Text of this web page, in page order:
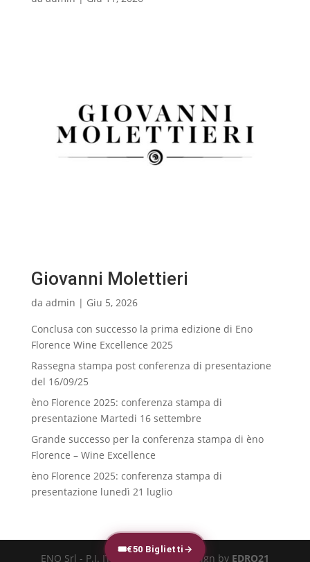
Giovanni Molettieri
da admin | Giu 5, 2026
Conclusa con successo la prima edizione di Eno
Florence Wine Excellence 2025
Rassegna stampa post conferenza di presentazione
del 16/09/25
èno Florence 2025: conferenza stampa di
presentazione Martedi 16 settembre
Grande successo per la conferenza stampa di èno
Florence – Wine Excellence
èno Florence 2025: conferenza stampa di
presentazione lunedì 21 luglio
ENO Srl - P.I. IT-02616540973 - design by EDRO21
🎟€50 Biglietti →